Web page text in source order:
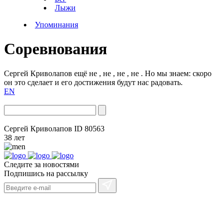
Лыжи
Упоминания
Соревнования
Сергей Криволапов ещё не , не , не , не . Но мы знаем: скоро
он это сделает и его достижения будут нас радовать.
EN
Сергей Криволапов ID 80563
38 лет
Следите за новостями
Подпишись на рассылку